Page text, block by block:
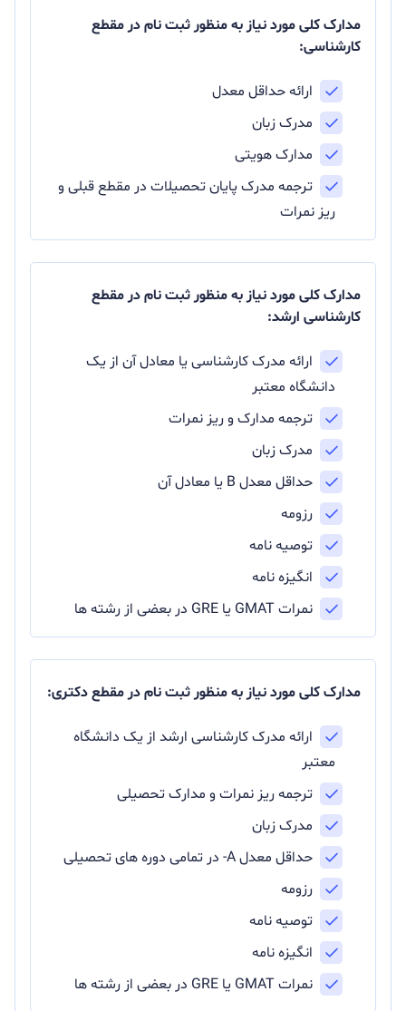
مدارک کلی مورد نیاز به منظور ثبت نام در مقطع
کارشناسی:
ارائه حداقل معدل
مدرک زبان
مدارک هویتی
ترجمه مدرک پایان تحصیلات در مقطع قبلی و
ریز نمرات
مدارک کلی مورد نیاز به منظور ثبت نام در مقطع
کارشناسی ارشد:
ارائه مدرک کارشناسی یا معادل آن از یک
دانشگاه معتبر
ترجمه مدارک و ریز نمرات
مدرک زبان
حداقل معدل B یا معادل آن
رزومه
توصیه نامه
انگیزه نامه
نمرات GMAT یا GRE در بعضی از رشته ها
مدارک کلی مورد نیاز به منظور ثبت نام در مقطع دکتری:
ارائه مدرک کارشناسی ارشد از یک دانشگاه
معتبر
ترجمه ریز نمرات و مدارک تحصیلی
مدرک زبان
حداقل معدل A- در تمامی دوره های تحصیلی
رزومه
توصیه نامه
انگیزه نامه
نمرات GMAT یا GRE در بعضی از رشته ها